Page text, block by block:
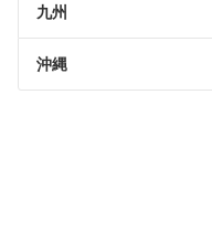
九州
沖縄